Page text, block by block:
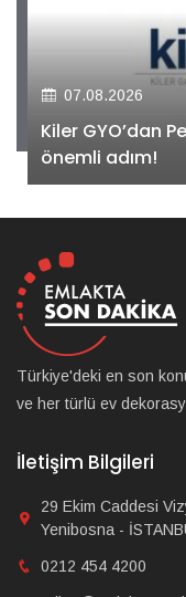
07.08.2026
Kiler GYO’dan
önemli adım!
Türkiye'deki en son
ve her türlü ev
İletişim Bilgileri
29 Ekim Caddesi
Yenibosna -
0212 454 4200